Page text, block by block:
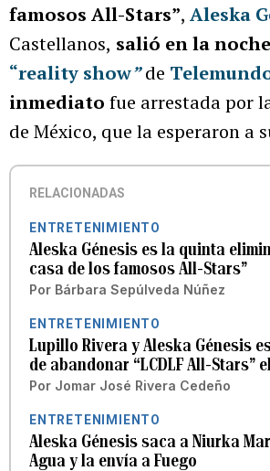
famosos All-Stars”, Aleska
Castellanos, salió en la
“reality show” de
inmediato fue arrestada por
de México, que la esperaron a
RELACIONADAS
ENTRETENIMIENTO
Aleska Génesis es la quinta
casa de los famosos All-Stars”
Por Bárbara Sepúlveda Núñez
ENTRETENIMIENTO
Lupillo Rivera y Aleska Génesis
de abandonar “LCDLF All-Stars”
Por Jomar José Rivera Cedeño
ENTRETENIMIENTO
Aleska Génesis saca a Niurka
Agua y la envía a Fuego